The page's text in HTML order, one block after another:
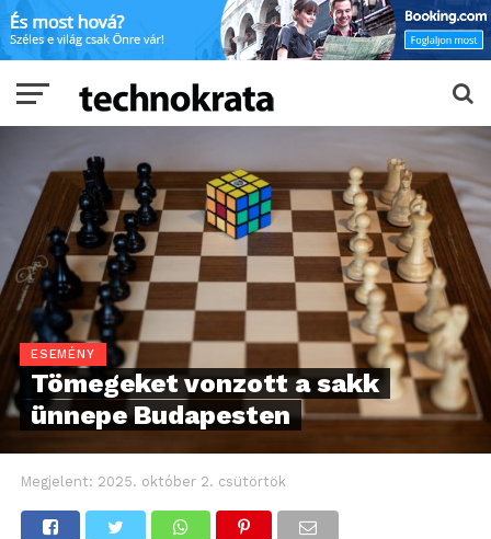
ESEMÉNY
Tömegeket vonzott a sakk
ünnepe Budapesten
Megjelent: 2025. október 2. csütörtök